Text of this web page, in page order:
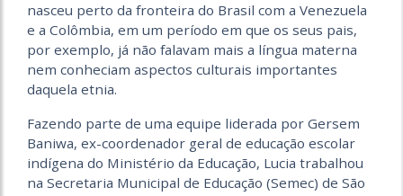
nasceu perto da fronteira do Brasil com a Venezuela
e a Colômbia, em um período em que os seus pais,
por exemplo, já não falavam mais a língua materna
nem conheciam aspectos culturais importantes
daquela etnia.
Fazendo parte de uma equipe liderada por Gersem
Baniwa, ex-coordenador geral de educação escolar
indígena do Ministério da Educação, Lucia trabalhou
na Secretaria Municipal de Educação (Semec) de São